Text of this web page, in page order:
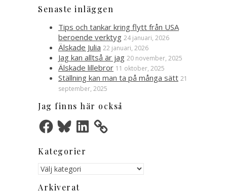
Senaste inläggen
Tips och tankar kring flytt från USA
beroende verktyg 24 januari, 2026
Älskade Julia 22 januari, 2026
Jag kan alltså är jag 20 november, 2025
Älskade lillebror 11 oktober, 2025
Ställning kan man ta på många sätt 21
september, 2025
Jag finns här också
FacebookBlueskyLinkedIn
Kategorier
Kategorier
Arkiverat